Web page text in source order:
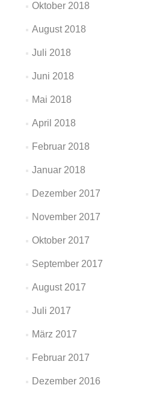
Oktober 2018
August 2018
Juli 2018
Juni 2018
Mai 2018
April 2018
Februar 2018
Januar 2018
Dezember 2017
November 2017
Oktober 2017
September 2017
August 2017
Juli 2017
März 2017
Februar 2017
Dezember 2016